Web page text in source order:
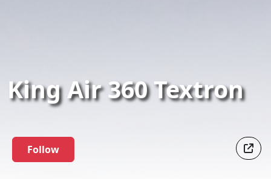
King Air 360 Textron
Follow